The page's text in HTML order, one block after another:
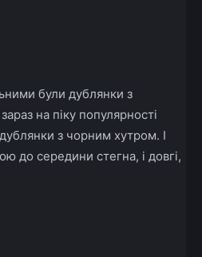
були дублянки з
на піку популярності
дублянки з чорним хутром. І
до середини стегна, і довгі,